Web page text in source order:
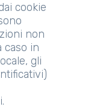
cookie
non
caso in
gli